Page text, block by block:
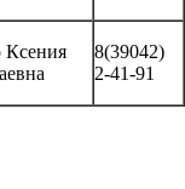
Ксения
8(39042)
2-41-91